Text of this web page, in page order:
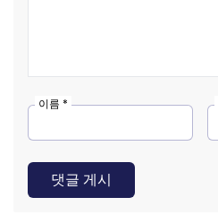
이름 *
댓글 게시